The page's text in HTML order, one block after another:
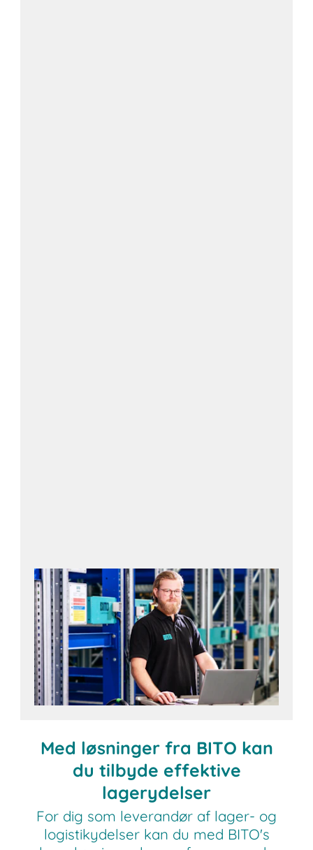
Med løsninger fra BITO kan
du tilbyde effektive
lagerydelser
For dig som leverandør af lager- og
logistikydelser kan du med BITO's